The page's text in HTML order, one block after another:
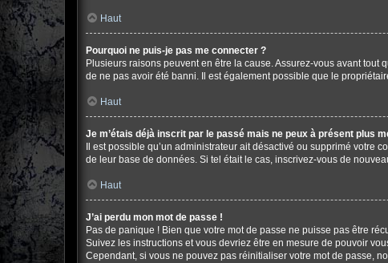
Haut
Pourquoi ne puis-je pas me connecter ?
Plusieurs raisons peuvent en être la cause. Assurez-vous avant tout
de ne pas avoir été banni. Il est également possible que le
Haut
Je m’étais déjà inscrit par le passé mais ne peux à présent plus
Il est possible qu’un administrateur ait désactivé ou supprimé
de leur base de données. Si tel était le cas, inscrivez-vous de
Haut
J’ai perdu mon mot de passe !
Pas de panique ! Bien que votre mot de passe ne puisse pas être
Suivez les instructions et vous devriez être en mesure de pouvoir
Cependant, si vous ne pouvez pas réinitialiser votre mot de passe,